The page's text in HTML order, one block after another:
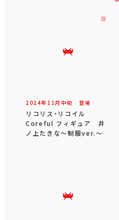
2024年 11 月 中旬 登場
リコリス・リコイル
Coreful フィギュア 井
ノ上たきな～制服ver.～